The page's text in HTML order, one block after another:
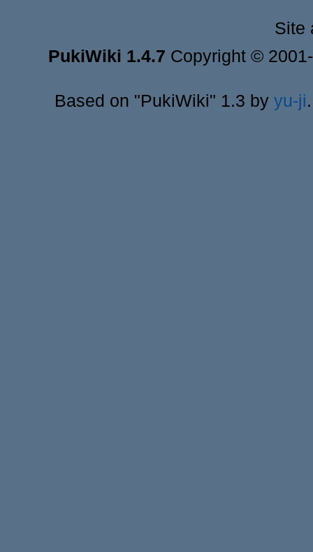
Site
PukiWiki 1.4.7 Copyright ©
Based on "PukiWiki" 1.3 by yu-ji